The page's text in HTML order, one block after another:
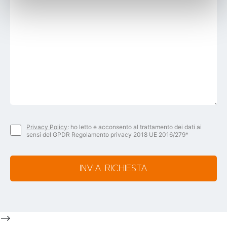
Privacy Policy: ho letto e acconsento al trattamento dei dati ai
sensi del GPDR Regolamento privacy 2018 UE 2016/279*
INVIA RICHIESTA
-->